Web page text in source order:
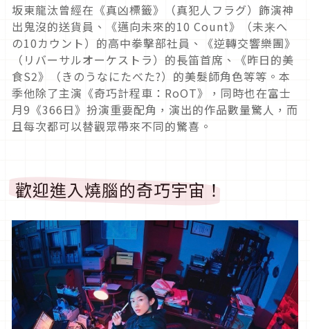
坂東龍汰曾經在《真凶標籤》（真犯人フラグ）飾演神
出鬼沒的送貨員、《邁向未來的10 Count》（未来へ
の10カウント）的高中拳擊部社員、《逆轉交響樂團》
（リバーサルオーケストラ）的長笛首席、《昨日的美
食S2》（きのうなにたべた?）的美髮師角色等等。本
季他除了主演《奇巧計程車： RoOT》，同時也在富士
月9 《366日》扮演重要配角，演出的作品數量驚人，而
且每次都可以替觀眾帶來不同的驚喜。
歡迎進入燒腦的奇巧宇宙！